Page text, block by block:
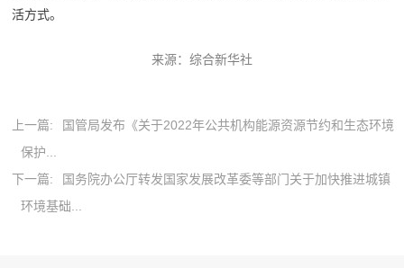
活方式。
来源：综合新华社
上一篇:
国管局发布《关于2022年公共机构能源资源节约和生态环境
保护...
下一篇:
国务院办公厅转发国家发展改革委等部门关于加快推进城镇
环境基础...